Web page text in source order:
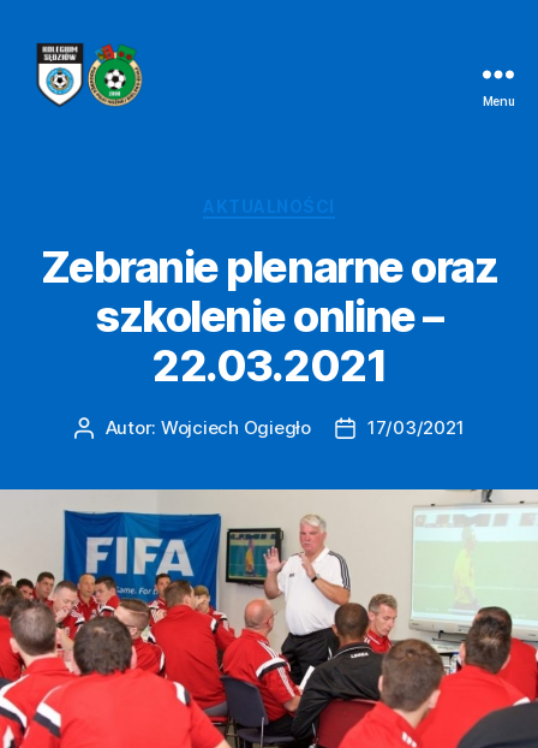
Menu
Kategorie
AKTUALNOŚCI
Zebranie plenarne oraz
szkolenie online –
22.03.2021
AutorAutor: Wojciech Ogiegło
Data17/03/2021